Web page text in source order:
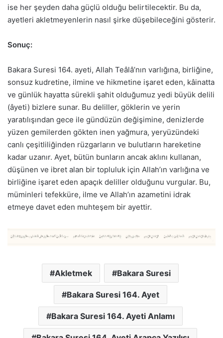
ise her şeyden daha güçlü olduğu belirtilecektir. Bu da,
ayetleri akletmeyenlerin nasıl şirke düşebileceğini gösterir.
Sonuç:
Bakara Suresi 164. ayeti, Allah Teâlâ’nın varlığına, birliğine,
sonsuz kudretine, ilmine ve hikmetine işaret eden, kâinatta
ve günlük hayatta sürekli şahit olduğumuz yedi büyük delili
(âyeti) bizlere sunar. Bu deliller, göklerin ve yerin
yaratılışından gece ile gündüzün değişimine, denizlerde
yüzen gemilerden gökten inen yağmura, yeryüzündeki
canlı çeşitliliğinden rüzgarların ve bulutların hareketine
kadar uzanır. Ayet, bütün bunların ancak aklını kullanan,
düşünen ve ibret alan bir topluluk için Allah’ın varlığına ve
birliğine işaret eden apaçık deliller olduğunu vurgular. Bu,
müminleri tefekküre, ilme ve Allah’ın azametini idrak
etmeye davet eden muhteşem bir ayettir.
Akletmek Bakara Suresi
Bakara Suresi 164. Ayet
Bakara Suresi 164. Ayeti Anlamı